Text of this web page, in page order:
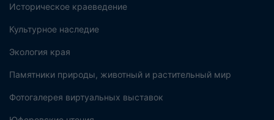
Историческое краеведение
Культурное наследие
Экология края
Памятники природы, животный и растительный мир
Фотогалерея виртуальных выставок